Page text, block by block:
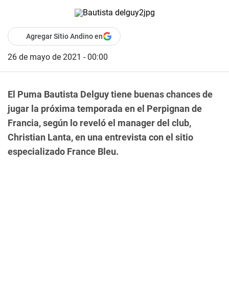
Agregar Sitio Andino en
26 de mayo de 2021 - 00:00
El Puma Bautista Delguy tiene buenas chances de
jugar la próxima temporada en el Perpignan de
Francia, según lo reveló el manager del club,
Christian Lanta, en una entrevista con el sitio
especializado France Bleu.